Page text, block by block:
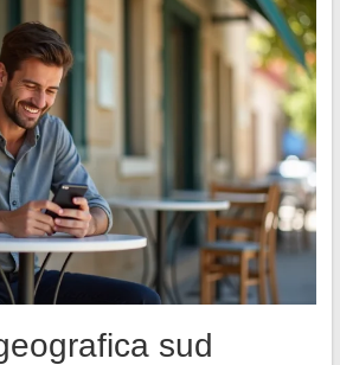
sud